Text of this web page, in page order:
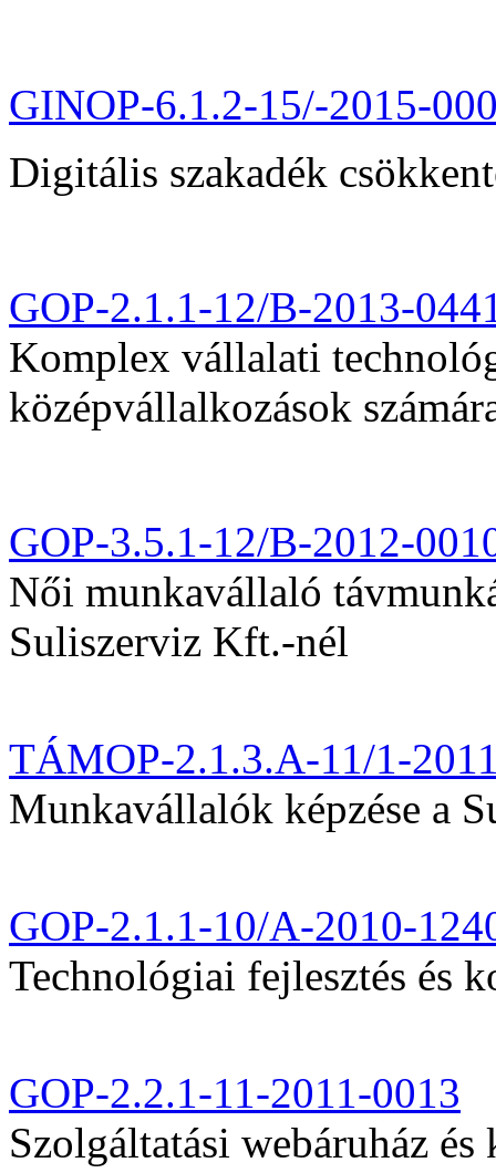
GINOP-6.1.2-15/-2015-
Digitális szakadék
GOP-2.1.1-12/B-2013-
Komplex vállalati
középvállalkozások
GOP-3.5.1-12/B-2012-
Női munkavállaló
Suliszerviz Kft.-nél
TÁMOP-2.1.3.A-11/1-
Munkavállalók képzése a
GOP-2.1.1-10/A-2010-
Technológiai fejlesztés és
GOP-2.2.1-11-2011-0013
Szolgáltatási webáruház